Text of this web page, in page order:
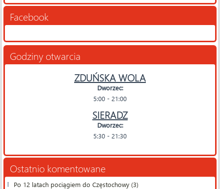
Facebook
Godziny otwarcia
ZDUŃSKA WOLA
Dworzec:
5:00 - 21:00
SIERADZ
Dworzec:
5:30 - 21:30
Ostatnio komentowane
Po 12 latach pociągiem do Częstochowy (3)